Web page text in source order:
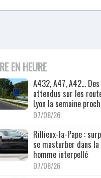
EN HEURE
A432, A47, A42…
attendus sur les
Lyon la semaine
07/08/26
Rillieux-la-Pape :
se masturber dans la
homme interpellé
07/08/26